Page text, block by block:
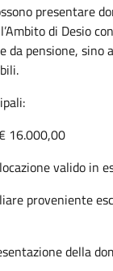
presentare
di Desio
da pensione, sino
16.000,00
valido in
proveniente
della